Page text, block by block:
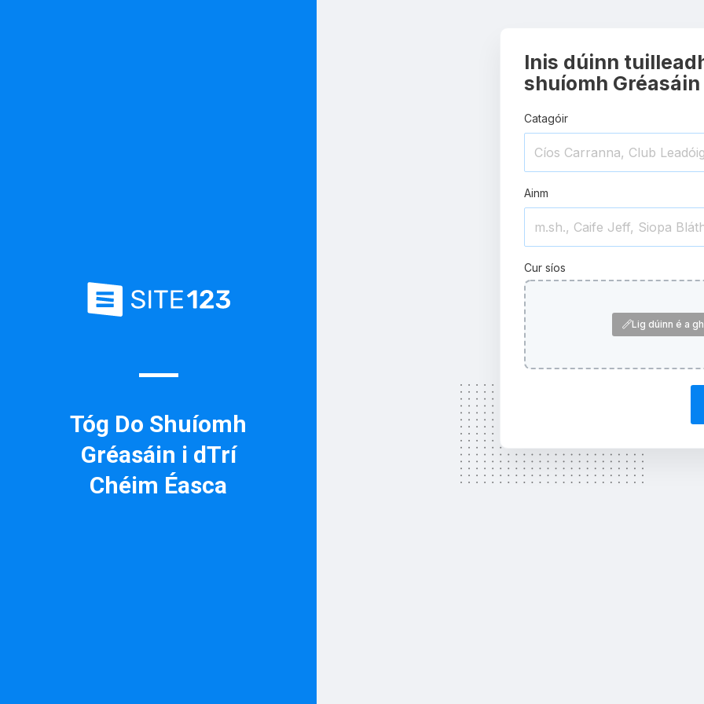
Tóg Do Shuíomh
Gréasáin i dTrí
Chéim Éasca
Inis dúinn
shuíomh Gréasáin
Catagóir
Ainm
Cur síos
Lig dúinn é a